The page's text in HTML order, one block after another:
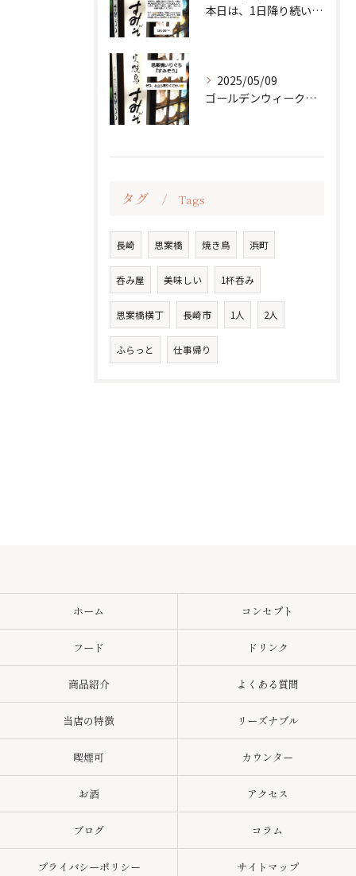
本日は、1日降り続いた雨も無事に上がり、傘をしまってお出かけ...
2025/05/09
ゴールデンウィークも終わり、少し落ち着いた日常が戻ってきまし...
タグ Tags
長崎 思案橋 焼き鳥 浜町
呑み屋 美味しい 1杯呑み
思案橋横丁 長崎市 1人 2人
ふらっと 仕事帰り
ホーム コンセプト
フード ドリンク
商品紹介 よくある質問
当店の特徴 リーズナブル
喫煙可 カウンター
お酒 アクセス
ブログ コラム
プライバシーポリシー サイトマップ